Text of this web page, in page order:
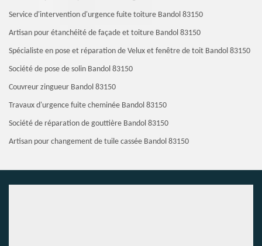
Service d'intervention d'urgence fuite toiture Bandol 83150
Artisan pour étanchéité de façade et toiture Bandol 83150
Spécialiste en pose et réparation de Velux et fenêtre de toit Bandol 83150
Société de pose de solin Bandol 83150
Couvreur zingueur Bandol 83150
Travaux d'urgence fuite cheminée Bandol 83150
Société de réparation de gouttière Bandol 83150
Artisan pour changement de tuile cassée Bandol 83150